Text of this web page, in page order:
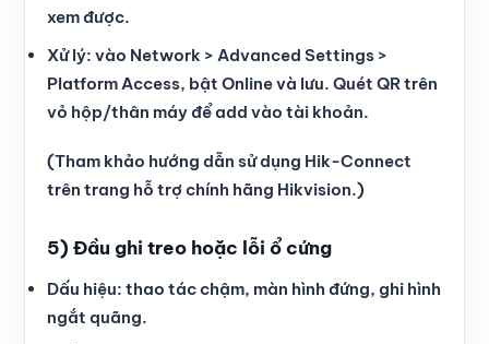
xem được.
Xử lý: vào Network > Advanced Settings >
Platform Access, bật Online và lưu. Quét QR trên
vỏ hộp/thân máy để add vào tài khoản.
(Tham khảo hướng dẫn sử dụng Hik-Connect
trên trang hỗ trợ chính hãng Hikvision.)
5) Đầu ghi treo hoặc lỗi ổ cứng
Dấu hiệu: thao tác chậm, màn hình đứng, ghi hình
ngắt quãng.